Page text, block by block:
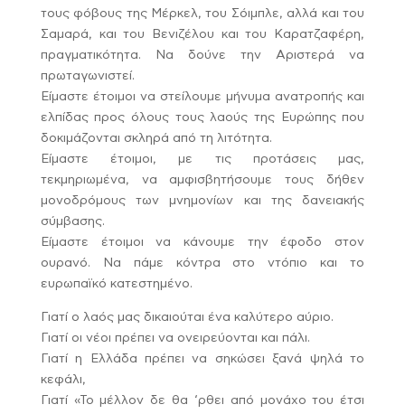
τους φόβους της Μέρκελ, του Σόιμπλε, αλλά και του
Σαμαρά, και του Βενιζέλου και του Καρατζαφέρη,
πραγματικότητα. Να δούνε την Αριστερά να
πρωταγωνιστεί.
Είμαστε έτοιμοι να στείλουμε μήνυμα ανατροπής και
ελπίδας προς όλους τους λαούς της Ευρώπης που
δοκιμάζονται σκληρά από τη λιτότητα.
Είμαστε έτοιμοι, με τις προτάσεις μας,
τεκμηριωμένα, να αμφισβητήσουμε τους δήθεν
μονοδρόμους των μνημονίων και της δανειακής
σύμβασης.
Είμαστε έτοιμοι να κάνουμε την έφοδο στον
ουρανό. Να πάμε κόντρα στο ντόπιο και το
ευρωπαϊκό κατεστημένο.
Γιατί ο λαός μας δικαιούται ένα καλύτερο αύριο.
Γιατί οι νέοι πρέπει να ονειρεύονται και πάλι.
Γιατί η Ελλάδα πρέπει να σηκώσει ξανά ψηλά το
κεφάλι,
Γιατί «Το μέλλον δε θα ‘ρθει από μονάχο του έτσι